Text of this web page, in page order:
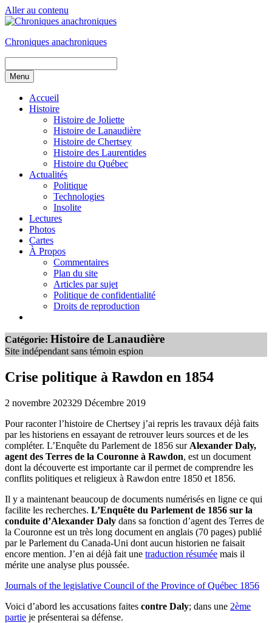
Aller au contenu
Chroniques anachroniques
Menu
Accueil
Histoire
Histoire de Joliette
Histoire de Lanaudière
Histoire de Chertsey
Histoire des Laurentides
Histoire du Québec
Actualités
Politique
Technologies
Insolite
Lectures
Photos
Cartes
À Propos
Commentaires
Plan du site
Articles par sujet
Politique de confidentialité
Droits de reproduction
Catégorie: Histoire de Lanaudière
Site indépendant sans témoin espion
Crise politique à Rawdon en 1854
2 novembre 202329 Décembre 2019
Pour raconter l’histoire de Chertsey j’ai repris les travaux déjà faits
par les historiens en essayant de retrouver leurs sources et de les
compléter. L’Enquête du Parlement de 1856 sur Alexander Daly,
agent des Terres de la Couronne à Rawdon, est un document
dont la découverte est importante car il permet de comprendre les
conflits politiques et religieux à Rawdon entre 1850 et 1856.
Il y a maintenant beaucoup de documents numérisés en ligne ce qui
facilite les recherches. L’Enquête du Parlement de 1856 sur la
conduite d’Alexander Daly dans sa fonction d’agent des Terres de
la Couronne est un très long document en anglais (70 pages) publié
par le Parlement du Canada-Uni dont aucun historien ne faisait
encore mention. J’en ai déjà fait une traduction résumée mais il
mérite une analyse plus poussée.
Journals of the legislative Council of the Province of Québec 1856
Voici d’abord les accusations faites contre Daly; dans une 2ème
partie je présenterai sa défense.